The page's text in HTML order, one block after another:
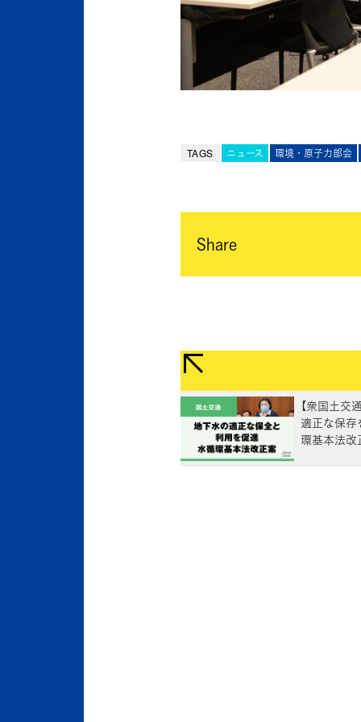
TAGS ニュース 環境・原子力部会
Share
【衆国土交
適正な保
環基本法